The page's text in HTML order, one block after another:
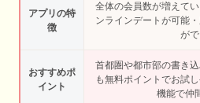
アプリの特
徴
全体の会員数が増えて
ンラインデートが可能
が
おすすめポ
イント
首都圏や都市部の書き
も無料ポイントでお試
機能で仲